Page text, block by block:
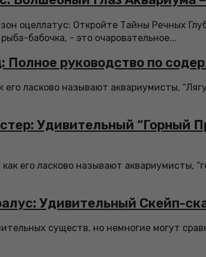
оцеллатус: Откройте Тайны Речных
бабочка, - это очаровательное...
Полное руководство по
ласково называют аквариумисты,
Удивительный “Горный
его ласково называют аквариумисты,
Удивительный Скейп-
существ, но немногие могут